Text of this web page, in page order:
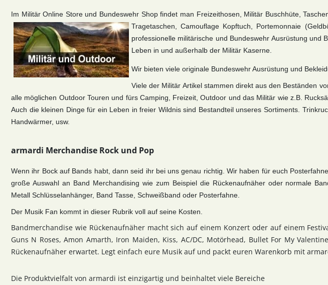
Im Militär Online Store und Bundeswehr Shop findet man Freizeithosen, Militär Buschhüte,
Tragetaschen, Camouflage Kopftuch, Portemonnaie
professionelle militärische und Bundeswehr Ausrüstung
Leben in und außerhalb der Militär Kaserne.
Wir bieten viele originale Bundeswehr Ausrüstung und
Viele der Militär Artikel stammen direkt aus den Beständen
alle möglichen Outdoor Touren und fürs Camping, Freizeit, Outdoor und das Militär wie z.B.
Auch die kleinen Dinge für ein Leben in freier Wildnis sind Bestandteil unseres Sortiments.
Handwärmer, usw.
armardi Merchandise Rock und Pop
Wenn ihr Bock auf Bands habt, dann seid ihr bei uns genau richtig. Wir haben für euch
große Auswahl an Band Merchandising wie zum Beispiel die Rückenaufnäher oder normale
Metall Schlüsselanhänger, Band Tasse, Schweißband oder Posterfahne.
Der Musik Fan kommt in dieser Rubrik voll auf seine Kosten.
Bandmerchandise wie Rückenaufnäher macht sich auf einem Konzert oder auf einem
Guns N Roses, Amon Amarth, Iron Maiden, Kiss, AC/DC, Motörhead, Bullet For My
Rückenaufnäher erwartet. Legt einfach eure Musik auf und packt euren Warenkorb mit
Die Produktvielfalt von armardi ist einzigartig und beinhaltet viele Bereiche